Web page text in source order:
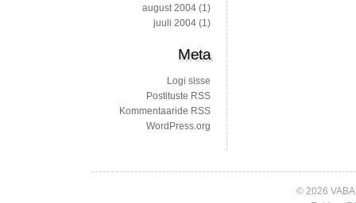
august 2004 (1)
juuli 2004 (1)
Meta
Logi sisse
Postituste RSS
Kommentaaride RSS
WordPress.org
© 2026